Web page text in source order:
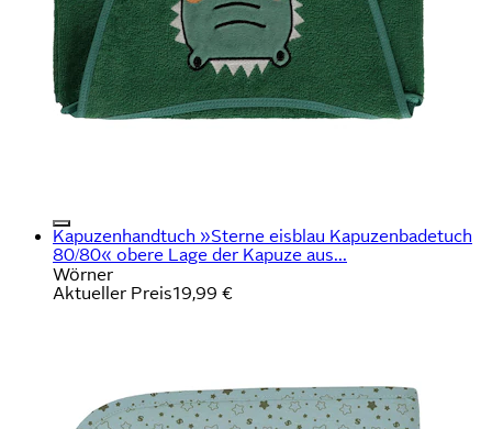
Kapuzenhandtuch »Sterne eisblau Kapuzenbadetuch
80/80« obere Lage der Kapuze aus...
Wörner
Aktueller Preis19,99 €